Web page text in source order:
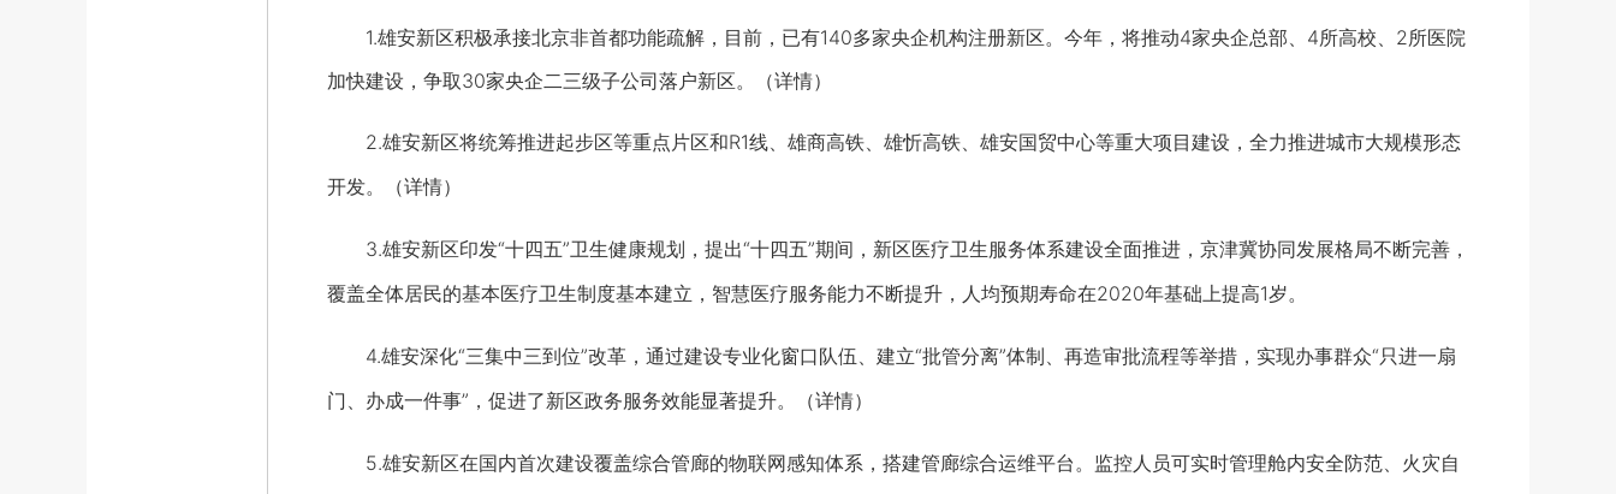
1.雄安新区积极承接北京非首都功能疏解，目前，已有140多家央企机构注册新区。今年，将推动4家央企总部、4所高校、2所医院
加快建设，争取30家央企二三级子公司落户新区。（详情）
2.雄安新区将统筹推进起步区等重点片区和R1线、雄商高铁、雄忻高铁、雄安国贸中心等重大项目建设，全力推进城市大规模形态
开发。（详情）
3.雄安新区印发“十四五”卫生健康规划，提出“十四五”期间，新区医疗卫生服务体系建设全面推进，京津冀协同发展格局不断完善，
覆盖全体居民的基本医疗卫生制度基本建立，智慧医疗服务能力不断提升，人均预期寿命在2020年基础上提高1岁。
4.雄安深化“三集中三到位”改革，通过建设专业化窗口队伍、建立“批管分离”体制、再造审批流程等举措，实现办事群众“只进一扇
门、办成一件事”，促进了新区政务服务效能显著提升。（详情）
5.雄安新区在国内首次建设覆盖综合管廊的物联网感知体系，搭建管廊综合运维平台。监控人员可实时管理舱内安全防范、火灾自